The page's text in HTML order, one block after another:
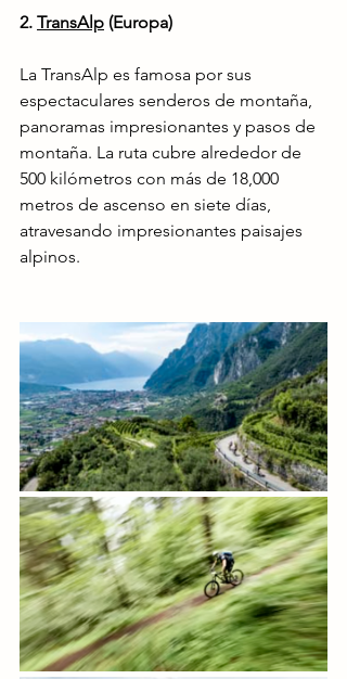
2. TransAlp (Europa)
La TransAlp es famosa por sus
espectaculares senderos de montaña,
panoramas impresionantes y pasos de
montaña. La ruta cubre alrededor de
500 kilómetros con más de 18,000
metros de ascenso en siete días,
atravesando impresionantes paisajes
alpinos.